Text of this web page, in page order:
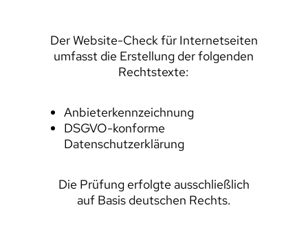
Der Website-Check für Internetseiten
umfasst die Erstellung der folgenden
Rechtstexte:
Anbieterkennzeichnung
DSGVO-konforme
Datenschutzerklärung
Die Prüfung erfolgte ausschließlich
auf Basis deutschen Rechts.